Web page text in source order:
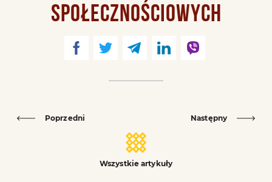
SPOŁECZNOŚCIOWYCH
Poprzedni
Wszystkie artykuły
Następny